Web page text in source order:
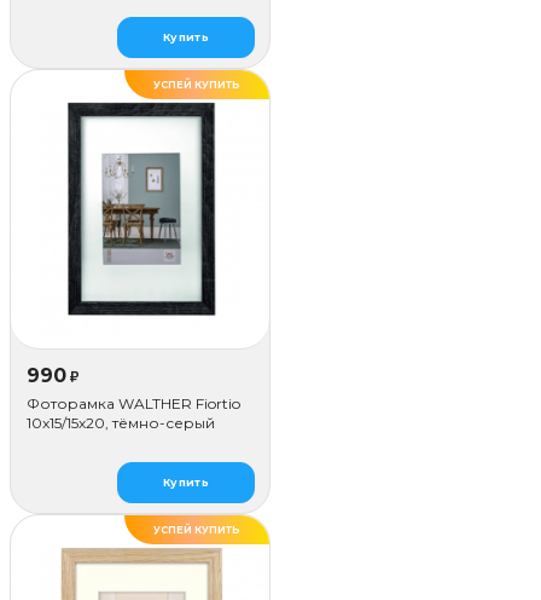
Купить
УСПЕЙ КУПИТЬ
990 ₽
Фоторамка WALTHER Fiortio
10x15/15х20, тёмно-серый
Купить
УСПЕЙ КУПИТЬ